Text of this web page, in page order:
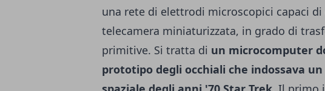
una rete di elettrodi microscopici capaci
telecamera miniaturizzata, in grado di
primitive. Si tratta di un microcomputer
prototipo degli occhiali che indossava